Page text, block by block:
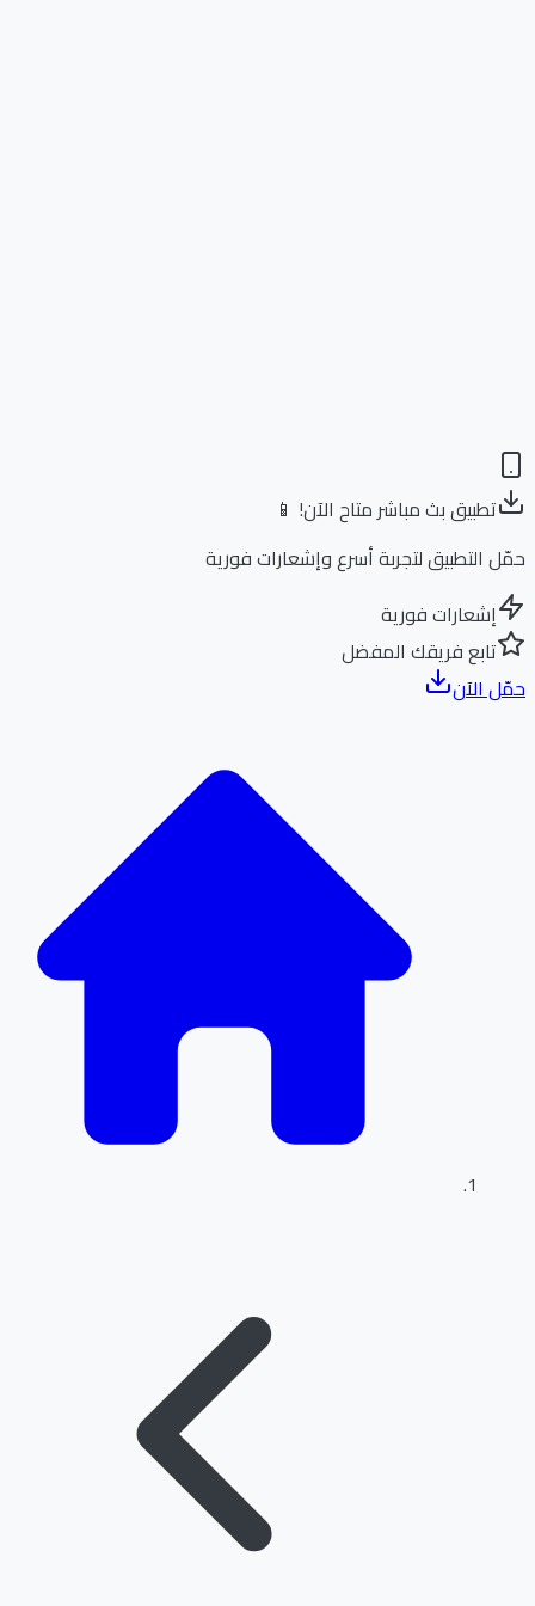
تطبيق بث مباشر متاح الآن! 📱
التطبيق لتجربة أسرع وإشعارات فورية
إشعارات فورية
تابع فريقك المفضل
الآن